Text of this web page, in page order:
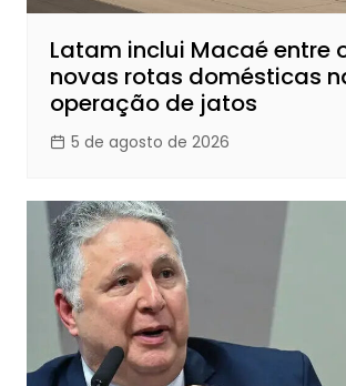
Latam inclui Macaé entre
novas rotas domésticas
operação de jatos
5 de agosto de 2026